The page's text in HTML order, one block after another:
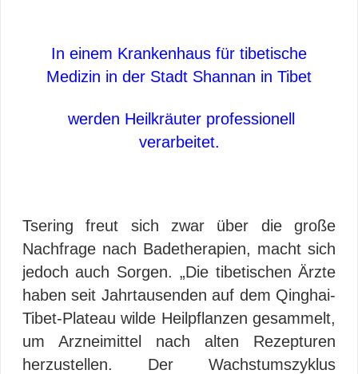
In einem Krankenhaus für tibetische
Medizin in der Stadt Shannan in Tibet
werden Heilkräuter professionell
verarbeitet.
Tsering freut sich zwar über die große
Nachfrage nach Badetherapien, macht sich
jedoch auch Sorgen. „Die tibetischen Ärzte
haben seit Jahrtausenden auf dem Qinghai-
Tibet-Plateau wilde Heilpflanzen gesammelt,
um Arzneimittel nach alten Rezepturen
herzustellen. Der Wachstumszyklus